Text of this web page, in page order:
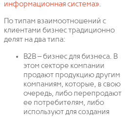
информационная система».
По типам взаимоотношений с
клиентами бизнес традиционно
делят на два типа:
B2B – бизнес для бизнеса. В
этом секторе компании
продают продукцию другим
компаниям, которые, в свою
очередь, либо перепродают
ее потребителям, либо
используют для создания